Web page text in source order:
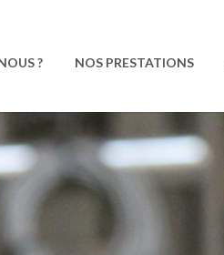
? NOS PRESTATIONS